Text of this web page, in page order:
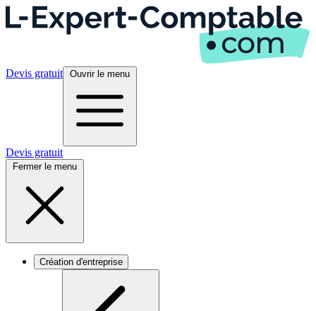
Devis gratuit Ouvrir le menu
Devis gratuit
Fermer le menu
Création d'entreprise